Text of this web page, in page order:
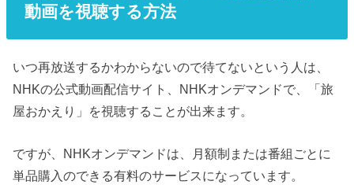
動画を視聴する方法
いつ再放送するかわからないので待てないという人は、
NHKの公式動画配信サイト、NHKオンデマンドで、「旅
屋おかえり」を視聴することが出来ます。
ですが、NHKオンデマンドは、月額制または番組ごとに
単品購入のできる有料のサービスになっています。